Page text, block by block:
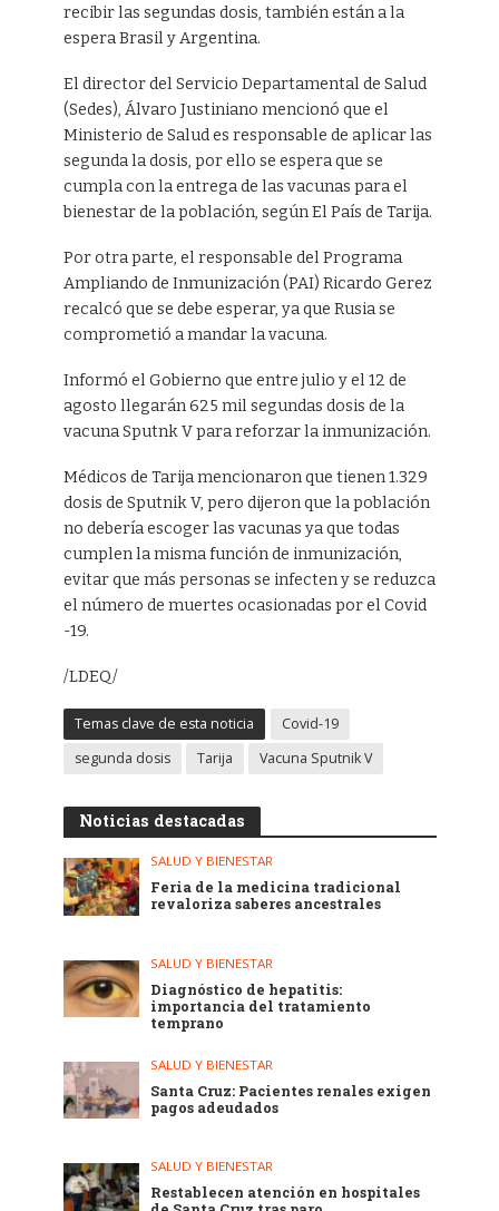
recibir las segundas dosis, también están a la
espera Brasil y Argentina.
El director del Servicio Departamental de Salud
(Sedes), Álvaro Justiniano mencionó que el
Ministerio de Salud es responsable de aplicar las
segunda la dosis, por ello se espera que se
cumpla con la entrega de las vacunas para el
bienestar de la población, según El País de Tarija.
Por otra parte, el responsable del Programa
Ampliando de Inmunización (PAI) Ricardo Gerez
recalcó que se debe esperar, ya que Rusia se
comprometió a mandar la vacuna.
Informó el Gobierno que entre julio y el 12 de
agosto llegarán 625 mil segundas dosis de la
vacuna Sputnk V para reforzar la inmunización.
Médicos de Tarija mencionaron que tienen 1.329
dosis de Sputnik V, pero dijeron que la población
no debería escoger las vacunas ya que todas
cumplen la misma función de inmunización,
evitar que más personas se infecten y se reduzca
el número de muertes ocasionadas por el Covid
-19.
/LDEQ/
Temas clave de esta noticia
Covid-19
segunda dosis
Tarija Vacuna Sputnik V
Noticias destacadas
SALUD Y BIENESTAR
Feria de la medicina tradicional
revaloriza saberes ancestrales
SALUD Y BIENESTAR
Diagnóstico de hepatitis:
importancia del tratamiento
temprano
SALUD Y BIENESTAR
Santa Cruz: Pacientes renales exigen
pagos adeudados
SALUD Y BIENESTAR
Restablecen atención en hospitales